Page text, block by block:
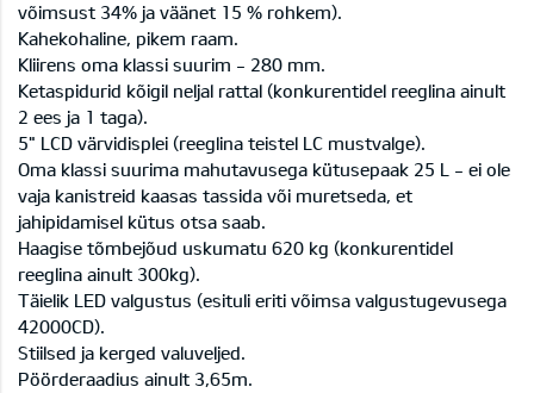
võimsust 34% ja väänet 15 % rohkem).
Kahekohaline, pikem raam.
Kliirens oma klassi suurim - 280 mm.
Ketaspidurid kõigil neljal rattal (konkurentidel reeglina ainult
2 ees ja 1 taga).
5" LCD värvidisplei (reeglina teistel LC mustvalge).
Oma klassi suurima mahutavusega kütusepaak 25 L - ei ole
vaja kanistreid kaasas tassida või muretseda, et
jahipidamisel kütus otsa saab.
Haagise tõmbejõud uskumatu 620 kg (konkurentidel
reeglina ainult 300kg).
Täielik LED valgustus (esituli eriti võimsa valgustugevusega
42000CD).
Stiilsed ja kerged valuveljed.
Pöörderaadius ainult 3,65m.